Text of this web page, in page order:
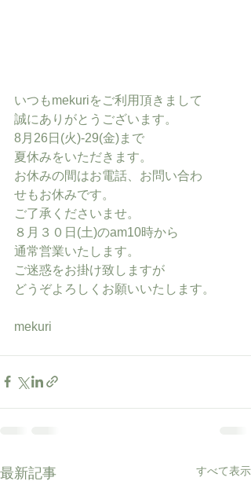
いつもmekuriをご利用頂きまして
誠にありがとうございます。
8月26日(火)-29(金)まで
夏休みをいただきます。
お休みの間はお電話、お問い合わ
せもお休みです。
ご了承くださいませ。
８月３０日(土)のam10時から
通常営業いたします。
ご迷惑をお掛け致しますが
どうぞよろしくお願いいたします。
mekuri
最新記事 すべて表示